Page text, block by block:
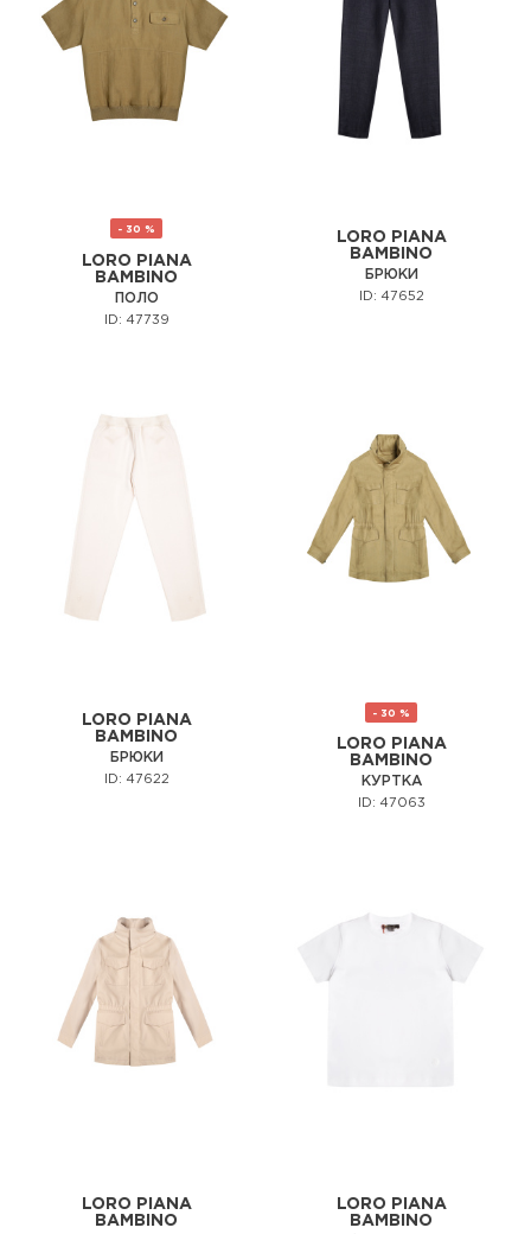
- 30 %
LORO PIANA
BAMBINO
ПОЛО
ID: 47739
LORO PIANA
BAMBINO
БРЮКИ
ID: 47652
LORO PIANA
BAMBINO
БРЮКИ
ID: 47622
- 30 %
LORO PIANA
BAMBINO
КУРТКА
ID: 47063
LORO PIANA
BAMBINO
LORO PIANA
BAMBINO